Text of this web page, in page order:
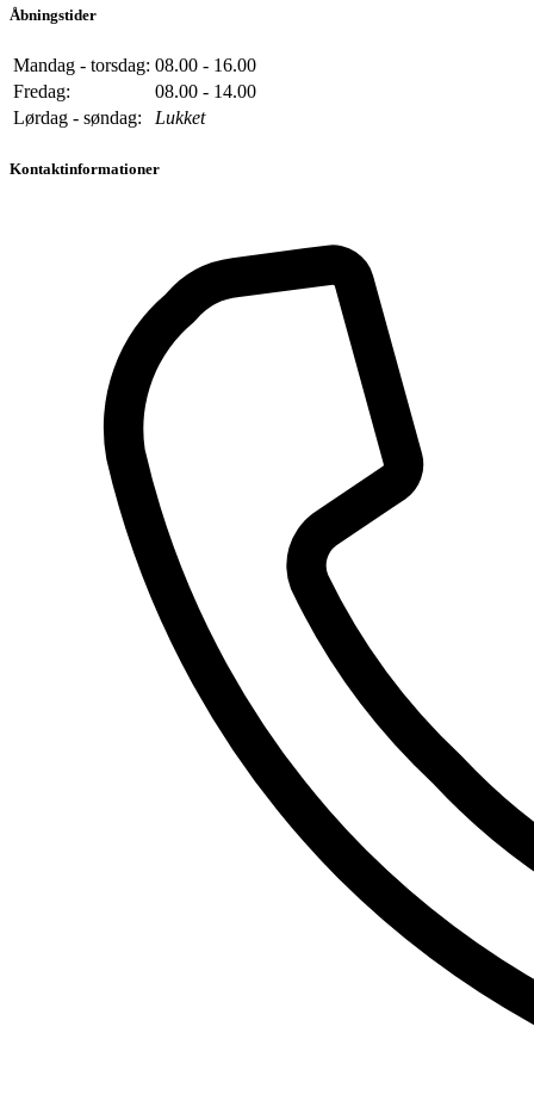
Åbningstider
Mandag - torsdag: 08.00 - 16.00
Fredag:
08.00 - 14.00
Lørdag - søndag:
Lukket
Kontaktinformationer